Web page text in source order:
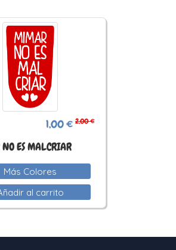
1,00 € 2,00 €
ES MALCRIAR
Más Colores
al carrito